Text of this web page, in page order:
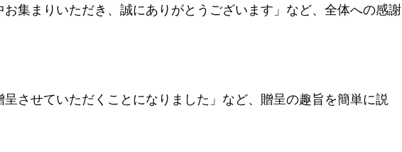
集まりいただき、誠にありがとうございます」など、全体への感謝
させていただくことになりました」など、贈呈の趣旨を簡単に説